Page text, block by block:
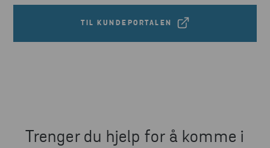
TIL KUNDEPORTALEN
Trenger du hjelp for å komme i